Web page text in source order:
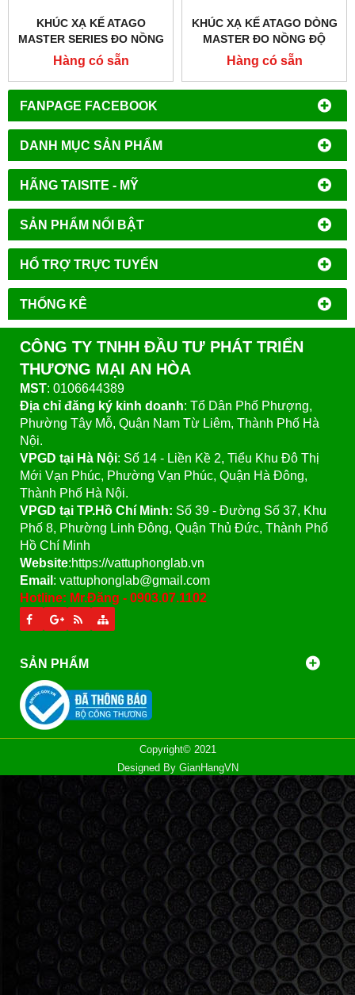
FANPAGE FACEBOOK
DANH MỤC SẢN PHẨM
HÃNG TAISITE - MỸ
SẢN PHẨM NỔI BẬT
HỔ TRỢ TRỰC TUYẾN
THỐNG KÊ
KHÚC XẠ KẾ ATAGO
MASTER SERIES ĐO NỒNG
ĐỘ RƯỢU
MODEL:MASTER-KMW
Hàng có sẵn
KHÚC XẠ KẾ ATAGO DÒNG
MASTER ĐO NỒNG ĐỘ
RƯỢU MODEL:MASTER-
GOE
Hàng có sẵn
CÔNG TY TNHH ĐẦU TƯ PHÁT TRIỂN
THƯƠNG MẠI AN HÒA
MST: 0106644389
Địa chỉ đăng ký kinh doanh: Tổ Dân Phố Phượng,
Phường Tây Mỗ, Quận Nam Từ Liêm, Thành Phố Hà
Nội.
VPGD tại Hà Nội: Số 14 - Liền Kề 2, Tiểu Khu Đô Thị
Mới Vạn Phúc, Phường Vạn Phúc, Quận Hà Đông,
Thành Phố Hà Nội.
VPGD tại TP.Hồ Chí Minh: Số 39 - Đường Số 37, Khu
Phố 8, Phường Linh Đông, Quận Thủ Đức, Thành Phố
Hồ Chí Minh
Website:https://vattuphonglab.vn
Email : vattuphonglab@gmail.com
Hotline: Mr.Đăng - 0903.07.1102
SẢN PHẨM
Copyright© 2021
Designed By GianHangVN